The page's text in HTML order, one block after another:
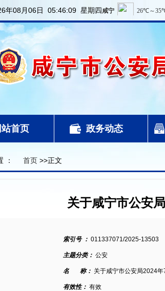
年08月06日 05:46:10 星期四
站首页 政务动态
： 首页 >>正文
关于咸宁市公安
索引号 ： 011337071/2025-13503
主题分类： 公安
名 称： 关于咸宁市公安局2024
有效性： 有效